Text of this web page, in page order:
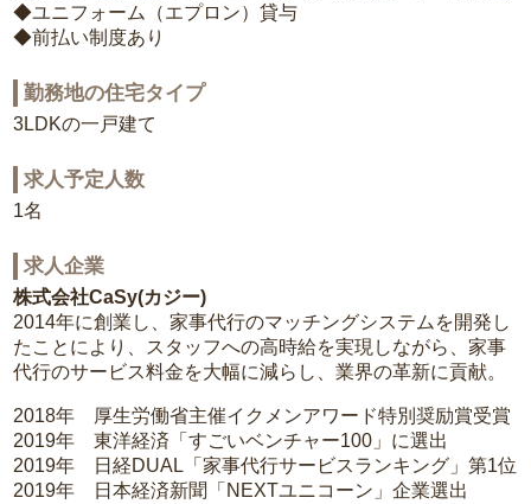
◆ユニフォーム（エプロン）貸与
◆前払い制度あり
勤務地の住宅タイプ
3LDKの一戸建て
求人予定人数
1名
求人企業
株式会社CaSy(カジー)
2014年に創業し、家事代行のマッチングシステムを開発し
たことにより、スタッフへの高時給を実現しながら、家事
代行のサービス料金を大幅に減らし、業界の革新に貢献。
2018年 厚生労働省主催イクメンアワード特別奨励賞受賞
2019年 東洋経済「すごいベンチャー100」に選出
2019年 日経DUAL「家事代行サービスランキング」第1位
2019年 日本経済新聞「NEXTユニコーン」企業選出